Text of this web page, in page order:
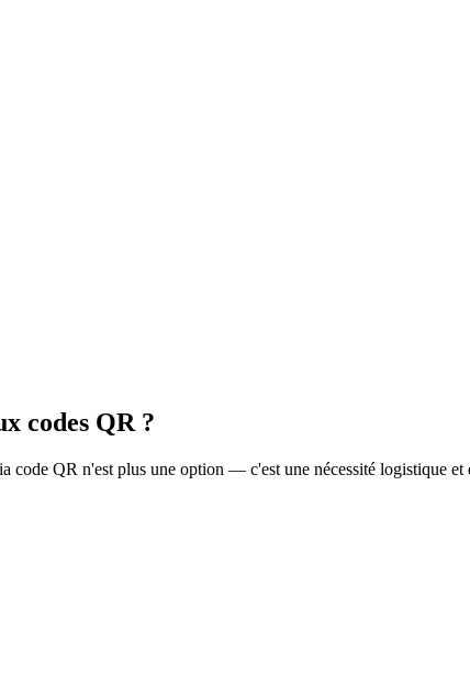
codes QR ?
code QR n'est plus une option — c'est une nécessité logistique et